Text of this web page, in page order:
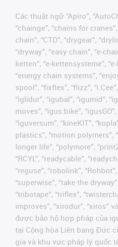
Các thuật ngữ “Apiro”,
“chainge”, “chains for
chain”, “CTD”, “drygear”,
“dryway”, “easy chain”, “e-
ketten”, “e-kettensysteme”,
“energy chain systems”,
spool”, “fixflex”, “flizz”,
“iglidur”, “igubal”, “igumid”,
moves”, “igus:bike”,
“iguversum”, “kineKIT”,
plastics”, “motion polymers”,
longer life”, “polymore”,
“RCYL”, “readycable”,
“reguse”, “robolink”,
“superwise”, “take the
“tribotape”, “triflex”,
improves”, “xirodur”, “xiros”
được bảo hộ hợp pháp của
tại Cộng hòa Liên bang Đức
gia và khu vực pháp lý quốc